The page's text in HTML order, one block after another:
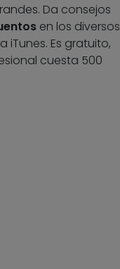
Da consejos
en los diversos
Es gratuito,
cuesta 500